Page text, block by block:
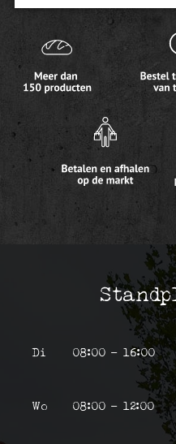
Di 08:00 - 16:00
Wo 08:00 - 12:00